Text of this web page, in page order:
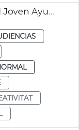
Premios Arte y Creatividad Joven Ayuntamiento València